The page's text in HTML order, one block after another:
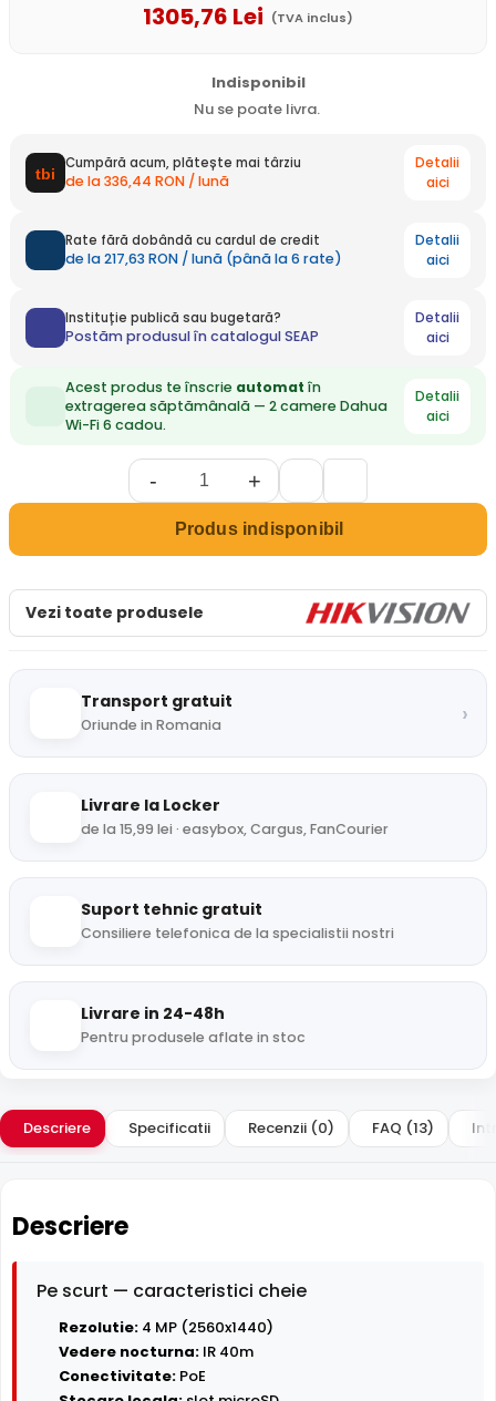
1305,76 Lei (TVA inclus)
Indisponibil
Nu se poate livra.
Cumpără acum, plătește mai târziu
de la 336,44 RON / lună
Detalii
aici
Rate fără dobândă cu cardul de credit
de la 217,63 RON / lună (până la 6 rate)
Detalii
aici
Instituție publică sau bugetară?
Postăm produsul în catalogul SEAP
Detalii
aici
Acest produs te înscrie automat în
extragerea săptămânală — 2 camere Dahua
Wi-Fi 6 cadou.
Detalii
aici
- +
Produs indisponibil
Vezi toate produsele
Transport gratuit
Oriunde in Romania ›
Livrare la Locker
de la 15,99 lei · easybox, Cargus, FanCourier
Suport tehnic gratuit
Consiliere telefonica de la specialistii nostri
Livrare in 24-48h
Pentru produsele aflate in stoc
Descriere Specificatii Recenzii (0) FAQ (13)
Descriere
Pe scurt — caracteristici cheie
Rezolutie: 4 MP (2560x1440)
Vedere nocturna: IR 40m
Conectivitate: PoE